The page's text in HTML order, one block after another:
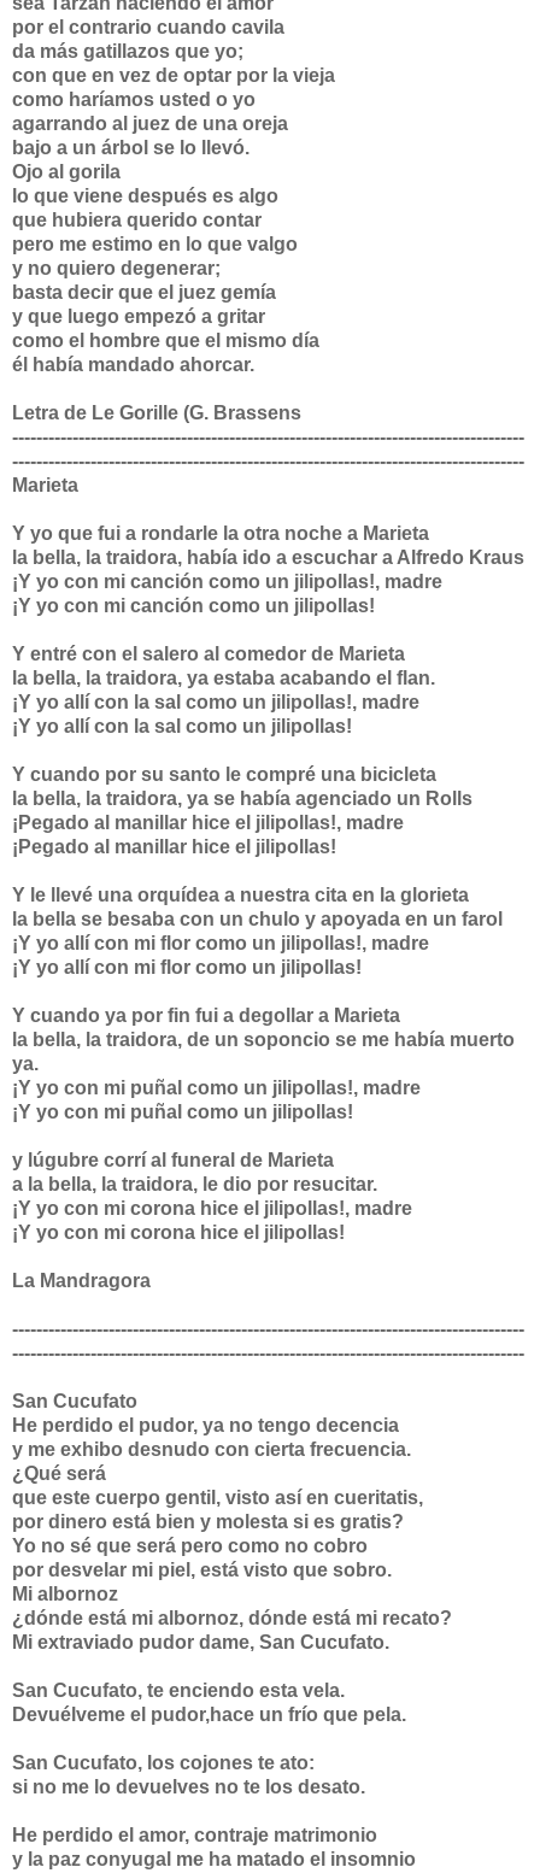
por el contrario cuando cavila
da más gatillazos que yo;
con que en vez de optar por la vieja
como haríamos usted o yo
agarrando al juez de una oreja
bajo a un árbol se lo llevó.
Ojo al gorila
lo que viene después es algo
que hubiera querido contar
pero me estimo en lo que valgo
y no quiero degenerar;
basta decir que el juez gemía
y que luego empezó a gritar
como el hombre que el mismo día
él había mandado ahorcar.
Letra de Le Gorille (G. Brassens
-------------------------------------------------------------------------------------
-------------------------------------------------------------------------------------
Marieta
Y yo que fui a rondarle la otra noche a Marieta
la bella, la traidora, había ido a escuchar a Alfredo Kraus
¡Y yo con mi canción como un jilipollas!, madre
¡Y yo con mi canción como un jilipollas!
Y entré con el salero al comedor de Marieta
la bella, la traidora, ya estaba acabando el flan.
¡Y yo allí con la sal como un jilipollas!, madre
¡Y yo allí con la sal como un jilipollas!
Y cuando por su santo le compré una bicicleta
la bella, la traidora, ya se había agenciado un Rolls
¡Pegado al manillar hice el jilipollas!, madre
¡Pegado al manillar hice el jilipollas!
Y le llevé una orquídea a nuestra cita en la glorieta
la bella se besaba con un chulo y apoyada en un farol
¡Y yo allí con mi flor como un jilipollas!, madre
¡Y yo allí con mi flor como un jilipollas!
Y cuando ya por fin fui a degollar a Marieta
la bella, la traidora, de un soponcio se me había muerto
ya.
¡Y yo con mi puñal como un jilipollas!, madre
¡Y yo con mi puñal como un jilipollas!
y lúgubre corrí al funeral de Marieta
a la bella, la traidora, le dio por resucitar.
¡Y yo con mi corona hice el jilipollas!, madre
¡Y yo con mi corona hice el jilipollas!
La Mandragora
-------------------------------------------------------------------------------------
-------------------------------------------------------------------------------------
San Cucufato
He perdido el pudor, ya no tengo decencia
y me exhibo desnudo con cierta frecuencia.
¿Qué será
que este cuerpo gentil, visto así en cueritatis,
por dinero está bien y molesta si es gratis?
Yo no sé que será pero como no cobro
por desvelar mi piel, está visto que sobro.
Mi albornoz
¿dónde está mi albornoz, dónde está mi recato?
Mi extraviado pudor dame, San Cucufato.
San Cucufato, te enciendo esta vela.
Devuélveme el pudor,hace un frío que pela.
San Cucufato, los cojones te ato:
si no me lo devuelves no te los desato.
He perdido el amor, contraje matrimonio
y la paz conyugal me ha matado el insomnio